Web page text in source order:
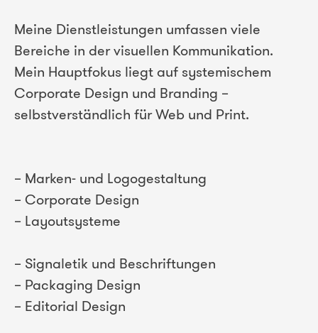
Meine Dienstleistungen umfassen viele
Bereiche in der visuellen Kommunikation.
Mein Hauptfokus liegt auf systemischem
Corporate Design und Branding –
selbstverständlich für Web und Print.
– Marken- und Logogestaltung
– Corporate Design
– Layoutsysteme
– Signaletik und Beschriftungen
– Packaging Design
– Editorial Design